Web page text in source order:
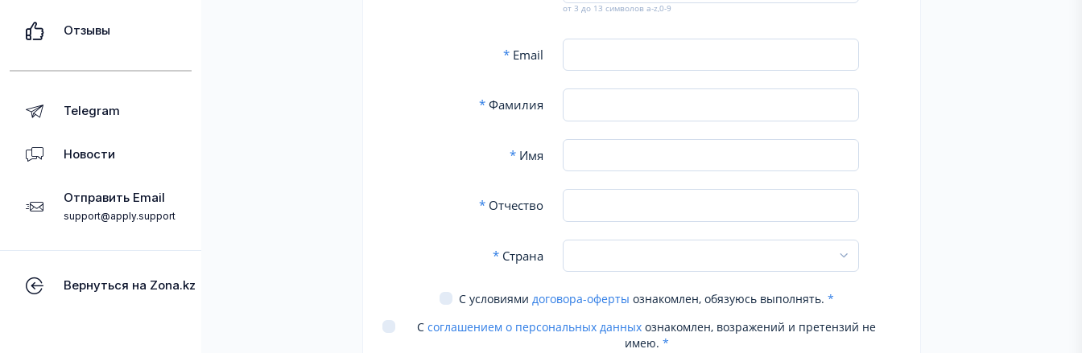
Отзывы
Telegram
Новости
Отправить Email
support@apply.support
Вернуться на Zona.kz
от 3 до 13 символов a-z,0-9
*Email
*Фамилия
*Имя
*Отчество
*Страна
С условиями договора-оферты ознакомлен, обязуюсь выполнять. *
С соглашением о персональных данных ознакомлен, возражений и претензий не
имею. *